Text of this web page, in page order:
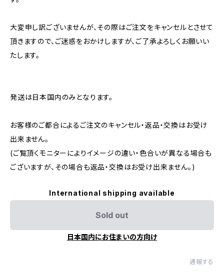
大変申し訳ございませんが、その際はご注文をキャンセルとさせて
頂きますので、ご迷惑をおかけしますが、ご了承よろしくお願いい
たします。
発送は日本国内のみとなります。
お客様のご都合によるご注文のキャンセル・返品・交換はお受け
出来ません。
(ご覧頂くモニターによりイメージの違い・色合いが異なる場合も
ございますが、その場合も返品・交換はお受け出来ません。)
International shipping available
Sold out
日本国内にお住まいの方向け
通報する